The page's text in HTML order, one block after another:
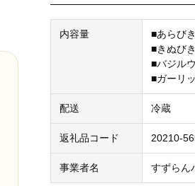
内容量
■あらび
■きぬび
■バジル
■ガーリ
配送 冷蔵
返礼品コード 20210-
事業者名 すずらん